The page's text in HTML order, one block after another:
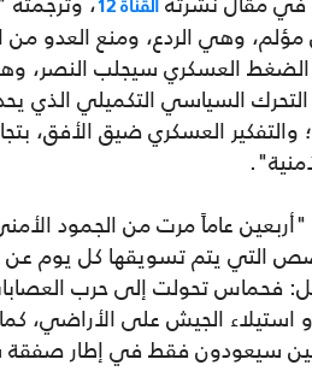
وهي الردع، ومنع العدو من
الضغط العسكري سيجلب
السياسي التكميلي الذي
العسكري ضيق الأفق،
عاماً مرت من الجمود
التي يتم تسويقها كل يوم عن
فحماس تحولت إلى حرب
استيلاء الجيش على الأراضي،
سيعودون فقط في إطار صفقة